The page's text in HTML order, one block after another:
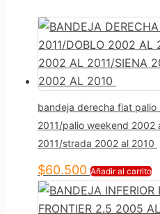
bandeja derecha fiat
2011/palio weekend 2002
2011/strada 2002 al 2010
$60.500 Añadir al carrito